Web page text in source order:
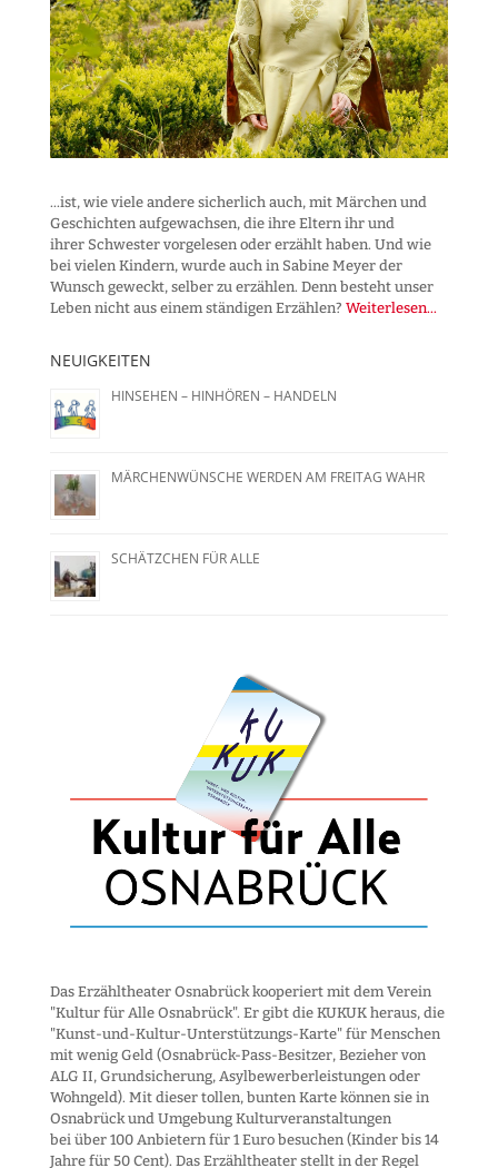
...ist, wie viele andere sicherlich auch, mit Märchen und
Geschichten aufgewachsen, die ihre Eltern ihr und
ihrer Schwester vorgelesen oder erzählt haben. Und wie
bei vielen Kindern, wurde auch in Sabine Meyer der
Wunsch geweckt, selber zu erzählen. Denn besteht unser
Leben nicht aus einem ständigen Erzählen? Weiterlesen...
NEUIGKEITEN
HINSEHEN – HINHÖREN – HANDELN
MÄRCHENWÜNSCHE WERDEN AM FREITAG WAHR
SCHÄTZCHEN FÜR ALLE
Das Erzähltheater Osnabrück kooperiert mit dem Verein
"Kultur für Alle Osnabrück". Er gibt die KUKUK heraus, die
"Kunst-und-Kultur-Unter­stützungs-Karte" für Menschen
mit wenig Geld (Osnabrück-Pass-Besitzer, Bezieher von
ALG II, Grund­sicherung, Asyl­bewerber­leistungen oder
Wohngeld). Mit dieser tollen, bunten Karte können sie in
Osnabrück und Umgebung Kultur­veranstaltungen
bei über 100 Anbietern für 1 Euro besuchen (Kinder bis 14
Jahre für 50 Cent). Das Erzähltheater stellt in der Regel